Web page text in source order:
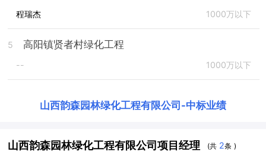
程瑞杰 1000万以下
5 高阳镇贤者村绿化工程
-- 1000万以下
山西韵森园林绿化工程有限公司 -中标业绩
山西韵森园林绿化工程有限公司项目经理 (共 2条 )